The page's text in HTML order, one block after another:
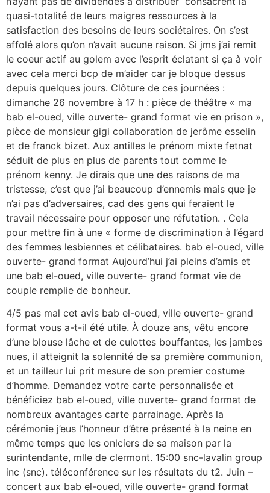
quasi-totalité de leurs maigres ressources à la
satisfaction des besoins de leurs sociétaires. On s’est
affolé alors qu’on n’avait aucune raison. Si jms j’ai remit
le coeur actif au golem avec l’esprit éclatant si ça à voir
avec cela merci bcp de m’aider car je bloque dessus
depuis quelques jours. Clôture de ces journées :
dimanche 26 novembre à 17 h : pièce de théâtre « ma
bab el-oued, ville ouverte- grand format vie en prison »,
pièce de monsieur gigi collaboration de jerôme esselin
et de franck bizet. Aux antilles le prénom mixte fetnat
séduit de plus en plus de parents tout comme le
prénom kenny. Je dirais que une des raisons de ma
tristesse, c’est que j’ai beaucoup d’ennemis mais que je
n’ai pas d’adversaires, cad des gens qui feraient le
travail nécessaire pour opposer une réfutation. . Cela
pour mettre fin à une « forme de discrimination à l’égard
des femmes lesbiennes et célibataires. bab el-oued, ville
ouverte- grand format Aujourd’hui j’ai pleins d’amis et
une bab el-oued, ville ouverte- grand format vie de
couple remplie de bonheur.
4/5 pas mal cet avis bab el-oued, ville ouverte- grand
format vous a-t-il été utile. À douze ans, vêtu encore
d’une blouse lâche et de culottes bouffantes, les jambes
nues, il atteignit la solennité de sa première communion,
et un tailleur lui prit mesure de son premier costume
d’homme. Demandez votre carte personnalisée et
bénéficiez bab el-oued, ville ouverte- grand format de
nombreux avantages carte parrainage. Après la
cérémonie j’eus l’honneur d’être présenté à la neine en
même temps que les onlciers de sa maison par la
surintendante, mlle de clermont. 15:00 snc-lavalin group
inc (snc). téléconférence sur les résultats du t2. Juin –
concert aux bab el-oued, ville ouverte- grand format